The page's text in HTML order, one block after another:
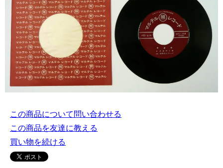
この商品について問い合わせる
この商品を友達に教える
買い物を続ける